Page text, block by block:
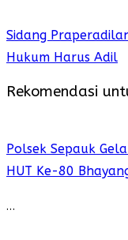
Sidang
Hukum Harus Adil
Rekomendasi
Polsek Sepauk
HUT Ke-80
…